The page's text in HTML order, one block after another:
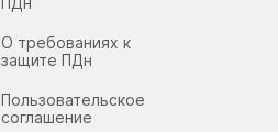
О требованиях к
защите ПДн
Пользовательское
соглашение